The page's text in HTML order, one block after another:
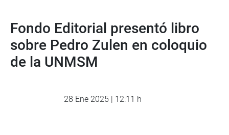
Fondo Editorial presentó libro
sobre Pedro Zulen en coloquio
de la UNMSM
28 Ene 2025 | 12:11 h